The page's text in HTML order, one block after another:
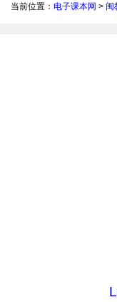
当前位置： 电子课本网 > 闽